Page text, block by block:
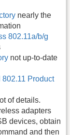
nearly the
802.11a/b/g
not up-to-date
802.11 Product
of details.
adapters
devices, obtain
and then